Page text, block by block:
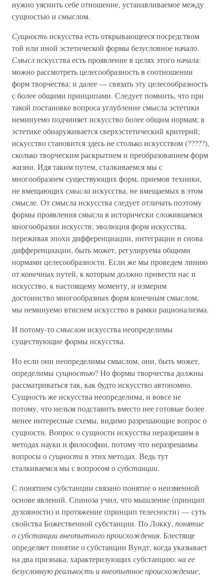
нужно уяснить себе отношение, устанавливаемое между
сущностью и смыслом.
Сущностьискусства есть открывающееся посредством
той или иной эстетической формы безусловное начало.
Смыслискусства есть проявление в целях этого начала:
можно рассмотреть целесообразность в соотношении
форм творчества; и далее — связать эту целесообразность
с более общими принципами. Следует помнить, что при
такой постановке вопроса углубление смысла эстетики
неминуемо подчиняет искусство более общим нормам; в
эстетике обнаруживается сверхэстетический критерий;
искусство становится здесь не столько искусством (?????),
сколько творческим раскрытием и преобразованием форм
жизни. Идя таким путем, сталкиваемся мы с
многообразием существующих форм, приемов техники,
не вмещающихсмыслаискусства, не вмещаемых в этом
смысле. От смысла искусства следует отличать поэтому
формы проявления смысла в исторически сложившемся
многообразии искусств; эволюция форм искусства,
переживая эпохи дифференциации, интеграции и снова
дифференциации, быть может, регулируема общими
нормами целесообразности. Если же мы проведем линию
от конечных путей, к которым должно привести нас и
искусство, к настоящему моменту, и измерим
достоинство многообразных форм конечным смыслом,
мы неминуемо втиснем искусство в рамки рационализма.
И потому-тосмысломискусства неопределимы
существующие формы искусства.
Но если они неопределимы смыслом, они, быть может,
определимысущностью? Но формы творчества должны
рассматриваться так, как будто искусство автономно.
Сущность же искусства неопределима, и вовсе не
потому, что нельзя подставить вместо нее готовые более
менее интересные схемы, видимо разрешающие вопрос о
сущности. Вопрос о сущности искусства неразрешим в
методах науки и философии, потому что неразрешимы
вопросы осущностив этих методах. Ведь тут
сталкиваемся мы с вопросом осубстанции.
С понятием субстанции связано понятие о неизменной
основе явлений. Спиноза учил, что мышление (принцип
духовности) и протяжение (принцип телесности) — суть
свойства Божественной субстанции. По Локку, понятие
о субстанции внеопытного происхождения. Блестяще
определяет понятие о субстанции Вундт, когда указывает
на два признака, характеризующих субстанцию: на ее
безусловную реальность и внеопытное происхождение;